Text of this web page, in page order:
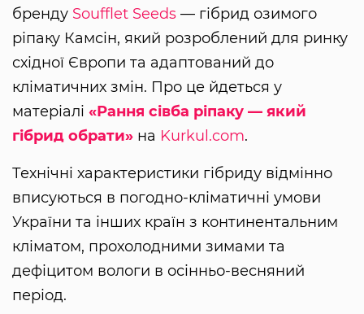
бренду Soufflet Seeds — гібрид озимого
ріпаку Камсін, який розроблений для ринку
східної Європи та адаптований до
кліматичних змін. Про це йдеться у
матеріалі «Рання сівба ріпаку — який
гібрид обрати» на Kurkul.com.
Технічні характеристики гібриду відмінно
вписуються в погодно-кліматичні умови
України та інших країн з континентальним
кліматом, прохолодними зимами та
дефіцитом вологи в осінньо-весняний
період.